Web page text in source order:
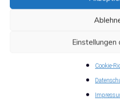
Einstellungen
Cookie-
3.1 Die Rolle
Wasserwechsel
Regelmäßige
sonst das Wachstum